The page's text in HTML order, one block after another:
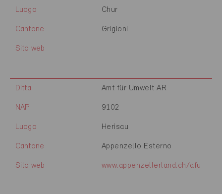
Luogo Chur
Cantone Grigioni
Sito web
Ditta Amt für Umwelt AR
NAP 9102
Luogo Herisau
Cantone Appenzello Esterno
Sito web www.appenzellerland.ch/afu